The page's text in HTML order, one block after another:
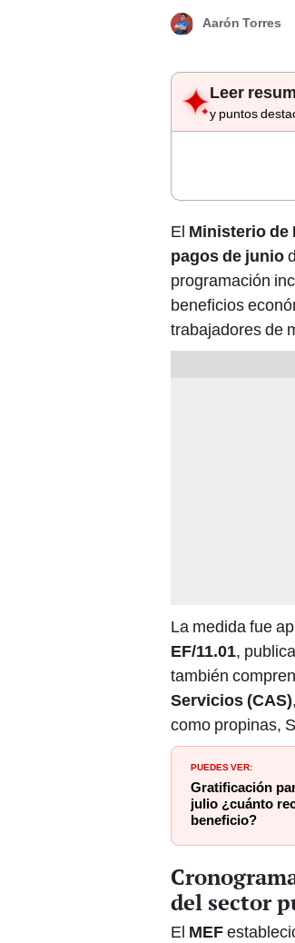
Aarón Torres
Leer
y puntos
El Ministerio de
pagos de junio
programación
beneficios
trabajadores de
La medida fue
EF/11.01,
también
Servicios (CAS)
como propinas,
PUEDES VER:
Gratificación
julio ¿cuánto
beneficio?
del sector
El MEF